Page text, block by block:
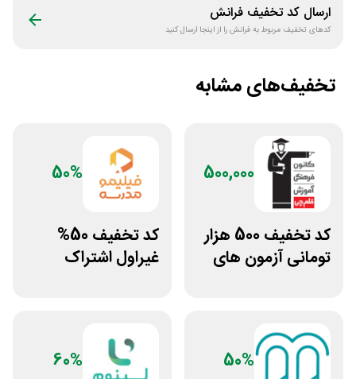
ارسال کد تخفیف فرانش
کدهای تخفیف مربوط بهفرانشرا از اینجا ارسال کنید
تخفیف‌های مشابه
500,000
کد تخفیف 500 هزار
تومانی آزمون های
50%
کد تخفیف 50%
غیراول اشتراک
50%
60%